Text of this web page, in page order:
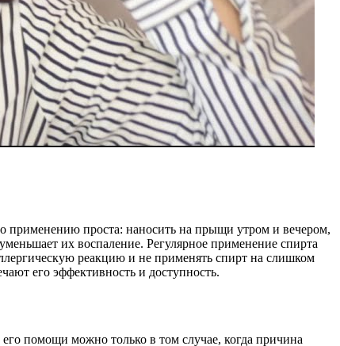
применению проста: наносить на прыщи утром и вечером,
их воспаление. Регулярное применение спирта
реакцию и не применять спирт на слишком
его эффективность и доступность.
помощи можно только в том случае, когда причина